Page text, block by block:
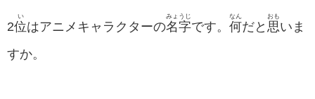
2位
い
はアニメキャラクターの名字
みょうじ
です。 何
なん
だと 思
おも
いま
すか。